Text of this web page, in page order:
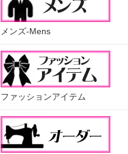
メンズ-Mens
ファッションアイテム